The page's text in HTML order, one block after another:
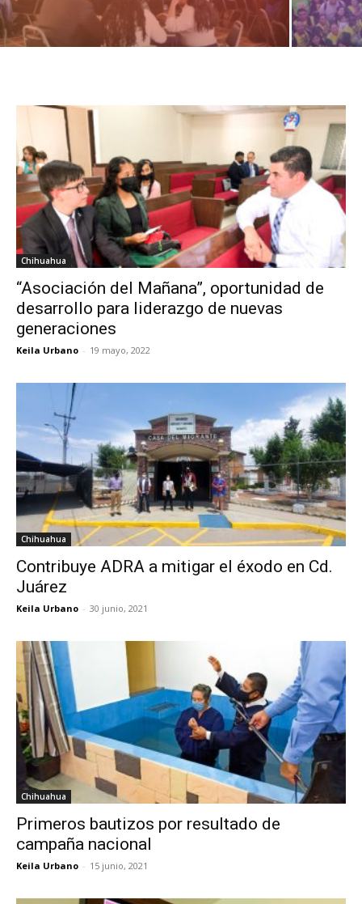
Chihuahua
“Asociación del Mañana”, oportunidad de
desarrollo para liderazgo de nuevas
generaciones
Keila Urbano - 19 mayo, 2022
Chihuahua
Contribuye ADRA a mitigar el éxodo en Cd.
Juárez
Keila Urbano - 30 junio, 2021
Chihuahua
Primeros bautizos por resultado de
campaña nacional
Keila Urbano - 15 junio, 2021